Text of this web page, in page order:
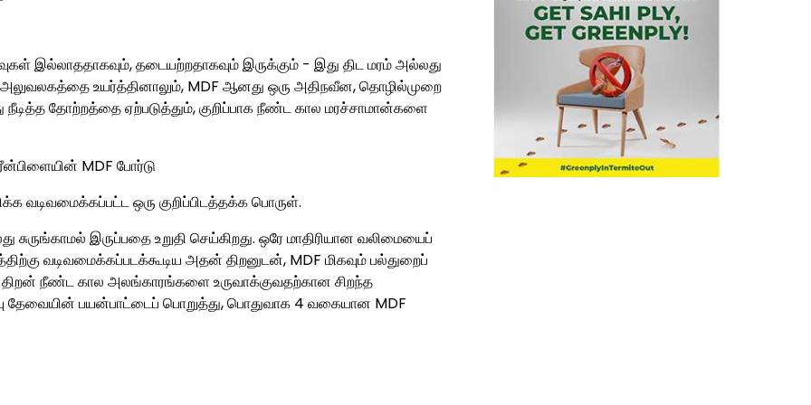
இல்லாததாகவும், தடையற்றதாகவும் இருக்கும் - இது திட மரம் அல்லது
உயர்த்தினாலும், MDF ஆனது ஒரு அதிநவீன, தொழில்முறை
தோற்றத்தை ஏற்படுத்தும், குறிப்பாக நீண்ட கால மரச்சாமான்களை
MDF போர்டு
வடிவமைக்கப்பட்ட ஒரு குறிப்பிடத்தக்க பொருள்.
இருப்பதை உறுதி செய்கிறது. ஒரே மாதிரியான வலிமையைப்
வடிவமைக்கப்படக்கூடிய அதன் திறனுடன், MDF மிகவும் பல்துறைப்
திறன் நீண்ட கால அலங்காரங்களை உருவாக்குவதற்கான சிறந்த
தேவையின் பயன்பாட்டைப் பொறுத்து, பொதுவாக 4 வகையான MDF